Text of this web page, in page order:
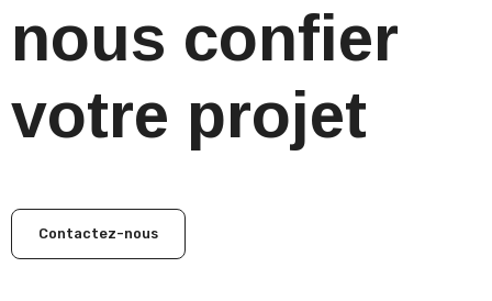
nous confier
votre projet
Contactez-nous